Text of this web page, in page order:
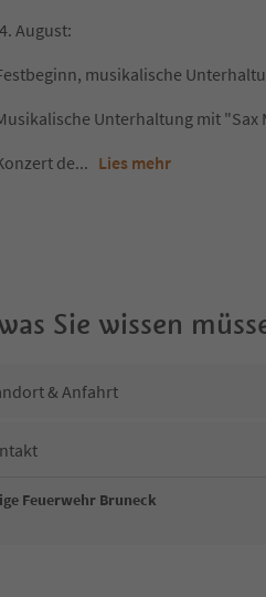
August:
musikalische
Unterhaltung mit "Sax
de... Lies mehr
Sie wissen
& Anfahrt
Feuerwehr Bruneck